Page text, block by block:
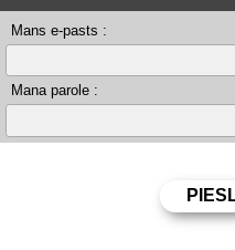
Mans e-pasts :
Mana parole :